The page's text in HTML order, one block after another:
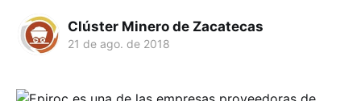
Clúster Minero de Zacatecas
21 de ago. de 2018